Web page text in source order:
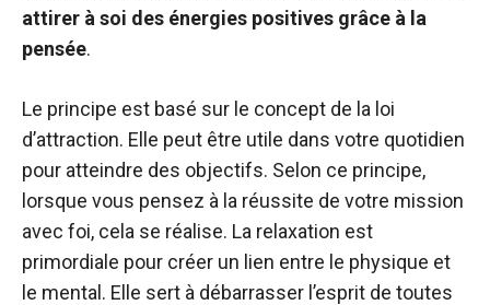
attirer à soi des énergies positives grâce à la
pensée.
Le principe est basé sur le concept de la loi
d’attraction. Elle peut être utile dans votre quotidien
pour atteindre des objectifs. Selon ce principe,
lorsque vous pensez à la réussite de votre mission
avec foi, cela se réalise. La relaxation est
primordiale pour créer un lien entre le physique et
le mental. Elle sert à débarrasser l’esprit de toutes